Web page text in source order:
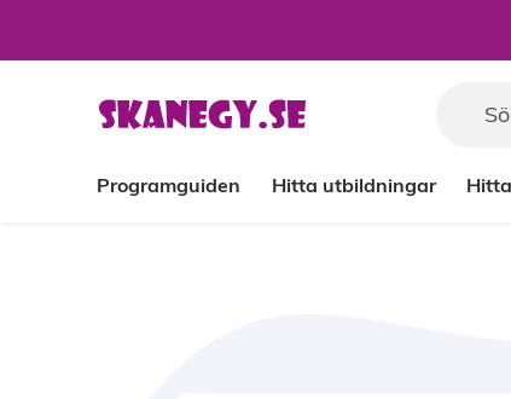
Programguiden Hitta utbildningar